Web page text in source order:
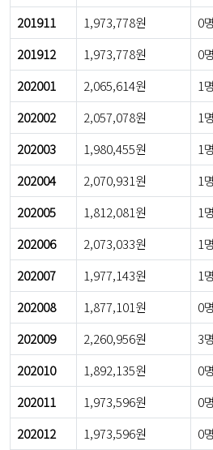
201911
1,973,778원 0명
201912
1,973,778원 0명
202001
2,065,614원 1명
202002
2,057,078원 1명
202003
1,980,455원 1명
202004
2,070,931원 1명
202005
1,812,081원 1명
202006
2,073,033원 1명
202007
1,977,143원 1명
202008
1,877,101원 0명
202009
2,260,956원 3명
202010
1,892,135원 0명
202011
1,973,596원 0명
202012
1,973,596원 0명